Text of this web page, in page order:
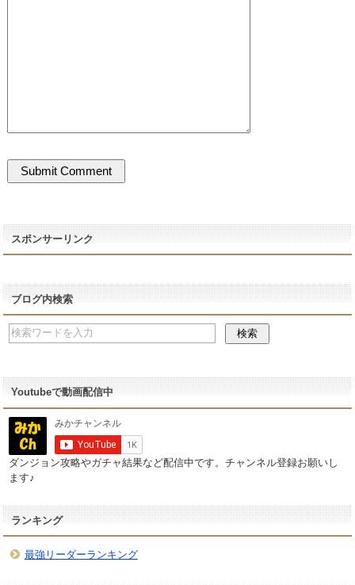
スポンサーリンク
ブログ内検索
Youtubeで動画配信中
ダンジョン攻略やガチャ結果など配信中です。チャンネル登録お願いし
ます♪
ランキング
最強リーダーランキング